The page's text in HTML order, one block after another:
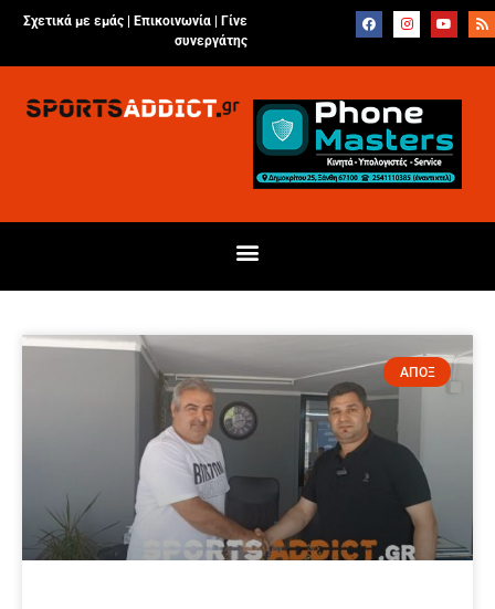
Σχετικά με εμάς | Επικοινωνία
Γίνε
συνεργάτης
ΑΠΟΞ